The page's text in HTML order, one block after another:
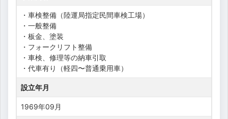
・車検整備（陸運局指定民間車検工場）
・一般整備
・板金、塗装
・フォークリフト整備
・車検、修理等の納車引取
・代車有り（軽四〜普通乗用車）
設立年月
1969年09月